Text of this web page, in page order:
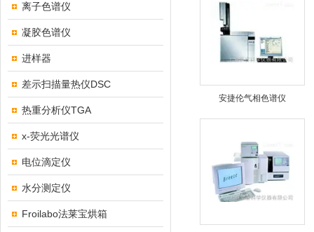
离子色谱仪
凝胶色谱仪
进样器
差示扫描量热仪DSC
热重分析仪TGA
x-荧光光谱仪
电位滴定仪
水分测定仪
Froilabo法莱宝烘箱
安捷伦气相色谱仪